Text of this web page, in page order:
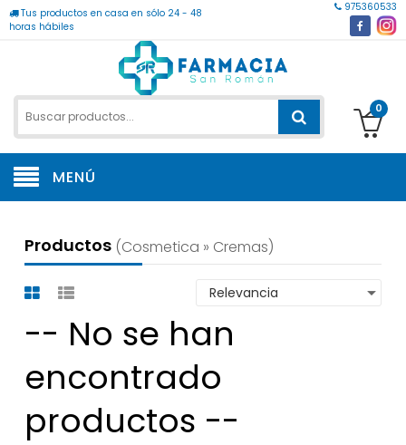
Tus productos en casa en sólo 24 - 48
horas hábiles
975360533
0
MENÚ
Productos (cosmetica » Cremas)
-- No se han
encontrado
productos --